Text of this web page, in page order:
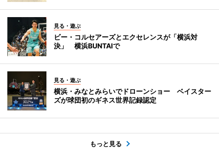
見る・遊ぶ
ビー・コルセアーズとエクセレンスが「横浜対
決」 横浜BUNTAIで
見る・遊ぶ
横浜・みなとみらいでドローンショー ベイスター
ズが球団初のギネス世界記録認定
もっと見る